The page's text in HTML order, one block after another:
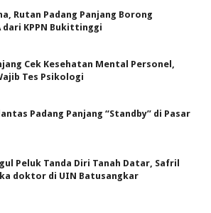
Rutan Padang Panjang Borong
dari KPPN Bukittinggi
Cek Kesehatan Mental Personel,
Tes Psikologi
Padang Panjang “Standby” di Pasar
Peluk Tanda Diri Tanah Datar, Safril
doktor di UIN Batusangkar